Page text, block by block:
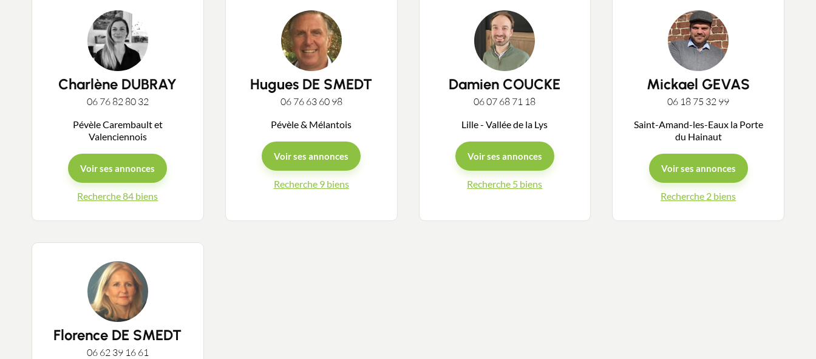
Contacter un conseiller
Estimer/Vendre
Recrutement
Charlène DUBRAY
06 76 82 80 32
Pévèle Carembault et
Valenciennois
Voir ses annonces
Recherche 84 biens
Hugues DE SMEDT
06 76 63 60 98
Pévèle & Mélantois
Voir ses annonces
Recherche 9 biens
Damien COUCKE
06 07 68 71 18
Lille - Vallée de la Lys
Voir ses annonces
Recherche 5 biens
Mickael GEVAS
06 18 75 32 99
Saint-Amand-les-Eaux la Porte
du Hainaut
Voir ses annonces
Recherche 2 biens
Florence DE SMEDT
06 62 39 16 61